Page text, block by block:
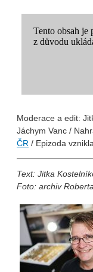
Moderace a edit:
Jáchym Vanc /
ČR / Epizoda
Text: Jitka
Foto: archiv